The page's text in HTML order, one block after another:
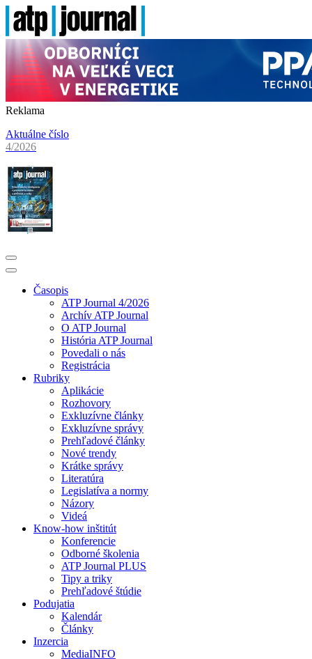
Reklama
Aktuálne číslo
4/2026
Časopis
ATP Journal 4/2026
Archív ATP Journal
O ATP Journal
História ATP Journal
Povedali o nás
Registrácia
Rubriky
Aplikácie
Rozhovory
Exkluzívne články
Exkluzívne správy
Prehľadové články
Nové trendy
Krátke správy
Literatúra
Legislatíva a normy
Názory
Videá
Know-how inštitút
Konferencie
Odborné školenia
ATP Journal PLUS
Tipy a triky
Prehľadové štúdie
Podujatia
Kalendár
Články
Inzercia
MediaINFO